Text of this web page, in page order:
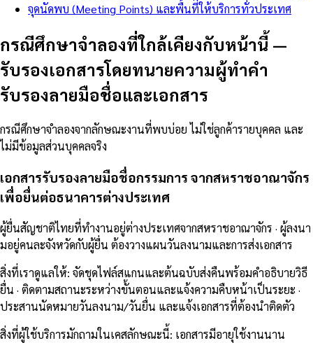
จุดนัดพบ (Meeting Points) และพื้นที่ให้บริการทั่วประเทศ
กรณีศึกษาจำลองที่ใกล้เคียงกับหน้านี้ —
รับรองเอกสารโดยทนายความผู้ทำคำ
รับรองลายมือชื่อและเอกสาร
กรณีศึกษาจำลองจากลักษณะงานที่พบบ่อย ไม่ใช่ลูกค้ารายบุคคล และ
ไม่มีข้อมูลส่วนบุคคลจริง
เอกสารรับรองลายมือชื่อกรรมการ จากสหราชอาณาจักร
เพื่อยื่นต่อธนาคารต่างประเทศ
ผู้ยื่นสัญชาติไทยที่ทำงานอยู่ต่างประเทศจากสหราชอาณาจักร · ผู้ลงนา
มอยู่คนละจังหวัดกับผู้ยื่น ต้องวางแผนวันลงนามและการส่งเอกสาร
สิ่งที่เราดูแลให้: จัดชุดไฟล์สแกนและต้นฉบับส่งคืนพร้อมคำอธิบายวิธี
ยื่น · ติดตามสถานะระหว่างขั้นตอนและแจ้งความคืบหน้าเป็นระยะ ·
ประสานนัดหมายวันลงนาม/วันยื่น และแจ้งเอกสารที่ต้องนำติดตัว
สิ่งที่ผู้ใช้บริการมักถามในเคสลักษณะนี้: เอกสารมีอายุใช้งานนาน